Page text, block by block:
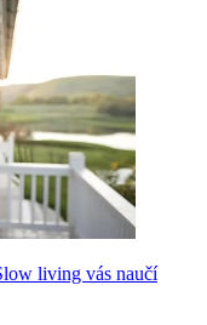
living vás naučí